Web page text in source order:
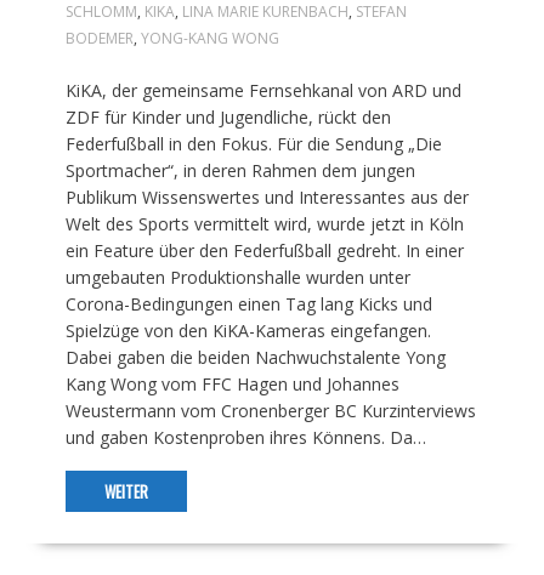
SCHLOMM, KIKA, LINA MARIE KURENBACH, STEFAN
BODEMER, YONG-KANG WONG
KiKA, der gemeinsame Fernsehkanal von ARD und
ZDF für Kinder und Jugendliche, rückt den
Federfußball in den Fokus. Für die Sendung „Die
Sportmacher“, in deren Rahmen dem jungen
Publikum Wissenswertes und Interessantes aus der
Welt des Sports vermittelt wird, wurde jetzt in Köln
ein Feature über den Federfußball gedreht. In einer
umgebauten Produktionshalle wurden unter
Corona-Bedingungen einen Tag lang Kicks und
Spielzüge von den KiKA-Kameras eingefangen.
Dabei gaben die beiden Nachwuchstalente Yong
Kang Wong vom FFC Hagen und Johannes
Weustermann vom Cronenberger BC Kurzinterviews
und gaben Kostenproben ihres Könnens. Da…
WEITER